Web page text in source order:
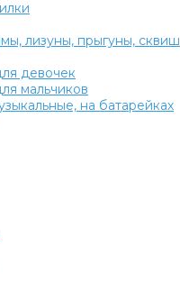
лизуны, прыгуны, сквиш
девочек
мальчиков
на батарейках